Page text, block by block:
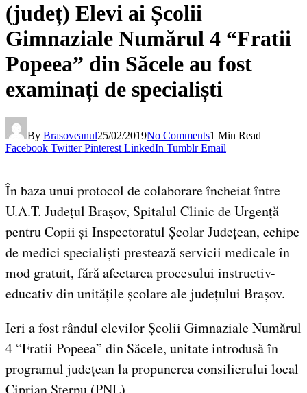
(județ) Elevi ai Școlii
Gimnaziale Numărul 4 “Fratii
Popeea” din Săcele au fost
examinați de specialiști
By Brasoveanul25/02/2019No Comments1 Min Read
Facebook Twitter Pinterest LinkedIn Tumblr Email
În baza unui protocol de colaborare încheiat între
U.A.T. Județul Brașov, Spitalul Clinic de Urgență
pentru Copii și Inspectoratul Școlar Județean, echipe
de medici specialiști prestează servicii medicale în
mod gratuit, fără afectarea procesului instructiv-
educativ din unitățile școlare ale județului Brașov.
Ieri a fost rândul elevilor Școlii Gimnaziale Numărul
4 “Fratii Popeea” din Săcele, unitate introdusă în
programul județean la propunerea consilierului local
Ciprian Sterpu (PNL).